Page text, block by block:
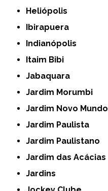
Heliópolis
Ibirapuera
Indianópolis
Itaim Bibi
Jabaquara
Jardim Morumbi
Jardim Novo Mundo
Jardim Paulista
Jardim Paulistano
Jardim das Acácias
Jardins